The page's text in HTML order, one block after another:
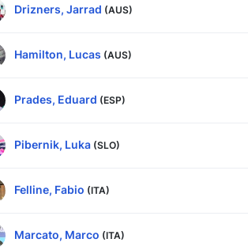
Drizners, Jarrad (AUS)
Hamilton, Lucas (AUS)
Prades, Eduard (ESP)
Pibernik, Luka (SLO)
Felline, Fabio (ITA)
Marcato, Marco (ITA)